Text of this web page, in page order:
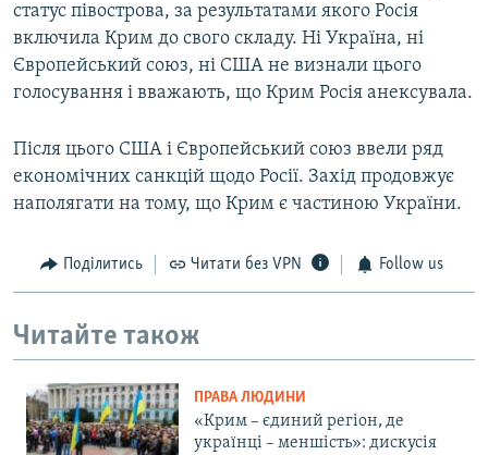
статус півострова, за результатами якого Росія
включила Крим до свого складу. Ні Україна, ні
Європейський союз, ні США не визнали цього
голосування і вважають, що Крим Росія анексувала.
Після цього США і Європейський союз ввели ряд
економічних санкцій щодо Росії. Захід продовжує
наполягати на тому, що Крим є частиною України.
Поділитись Читати без VPN Follow us
Читайте також
ПРАВА ЛЮДИНИ
«Крим – єдиний регіон, де
українці – меншість»: дискусія